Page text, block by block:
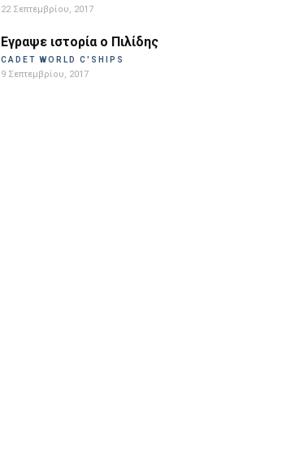
22 Σεπτεμβρίου, 2017
Εγραψε ιστορία ο Πιλίδης
CADET WORLD C'SHIPS
9 Σεπτεμβρίου, 2017